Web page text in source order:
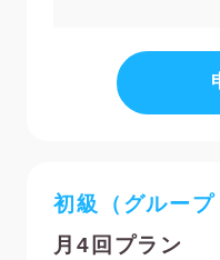
初級（グループ
月4回プラン